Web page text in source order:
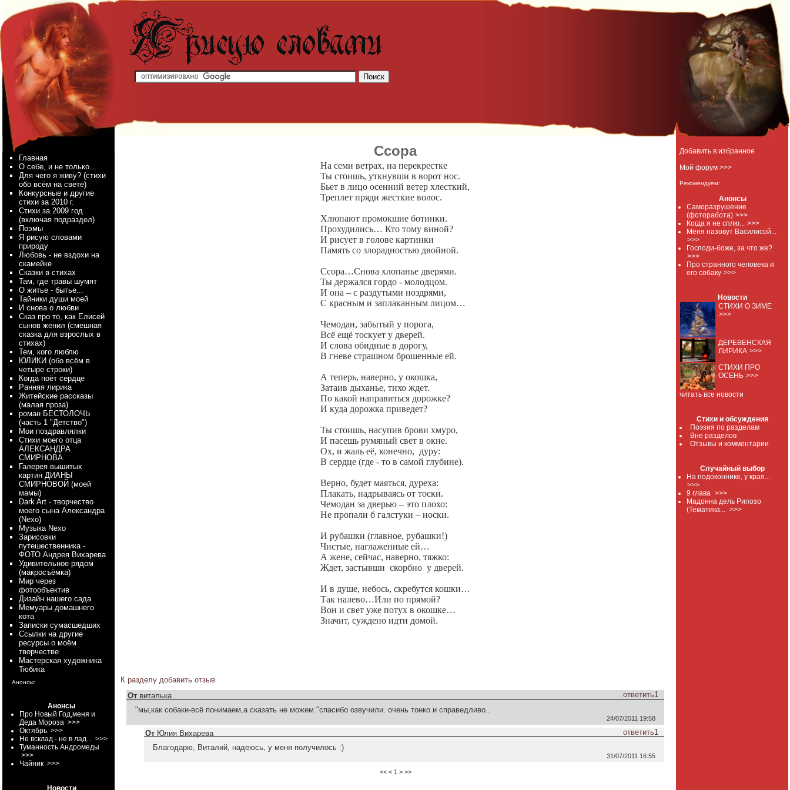
Добавить в избранное
Мой форум >>>
Рекомендуем:
Анонсы
Саморазрушение
(фоторабота) >>>
Когда я не сплю... >>>
Меня назовут Василисой...
>>>
Господи-боже, за что же?
>>>
Про странного человека и
его собаку >>>
Новости
СТИХИ О ЗИМЕ
>>>
ДЕРЕВЕНСКАЯ
ЛИРИКА >>>
СТИХИ ПРО
ОСЕНЬ >>>
читать все новости
Стихи и обсуждения
Поэзия по разделам
Вне разделов
Отзывы и комментарии
Случайный выбор
На подоконнике, у края...
>>>
9 глава >>>
Мадонна дель Рипозо
(Тематика... >>>
Главная
О себе, и не только...
Для чего я живу? (стихи
обо всём на свете)
Конкурсные и другие
стихи за 2010 г.
Стихи за 2009 год
(включая подраздел)
Поэмы
Я рисую словами
природу
Любовь - не вздохи на
скамейке
Сказки в стихах
Там, где травы шумят
О житье - бытье...
Тайники души моей
И снова о любви
Сказ про то, как Елисей
сынов женил (смешная
сказка для взрослых в
стихах)
Тем, кого люблю
ЮЛИКИ (обо всём в
четыре строки)
Когда поёт сердце
Ранняя лирика
Житейские рассказы
(малая проза)
роман БЕСТОЛОЧЬ
(часть 1 "Детство")
Мои поздравлялки
Стихи моего отца
АЛЕКСАНДРА
СМИРНОВА
Галерея вышитых
картин ДИАНЫ
СМИРНОВОЙ (моей
мамы)
Dark Art - творчество
моего сына Александра
(Nexo)
Myзыка Nexo
Зарисовки
путешественника -
ФОТО Андрея Вихарева
Удивительное рядом
(макросъёмка)
Мир через
фотообъектив
Дизайн нашего сада
Мемуары домашнего
кота
Записки сумасшедших
Ссылки на другие
ресурсы о моём
творчестве
Мастерская художника
Тюбика
Анонсы:
Анонсы
Про Новый Год,меня и
Деда Мороза >>>
Октябрь >>>
Не всклад - не в лад... >>>
Туманность Андромеды
>>>
Чайник >>>
Новости
Ссора
На семи ветрах, на перекрестке
Ты стоишь, уткнувши в ворот нос.
Бьет в лицо осенний ветер хлесткий,
Треплет пряди жесткие волос.
Хлюпают промокшие ботинки.
Прохудились… Кто тому виной?
И рисует в голове картинки
Память со злорадностью двойной.
Ссора…Снова хлопанье дверями.
Ты держался гордо - молодцом.
И она – с раздутыми ноздрями,
С красным и заплаканным лицом…
Чемодан, забытый у порога,
Всё ещё тоскует у дверей.
И слова обидные в дорогу,
В гневе страшном брошенные ей.
А теперь, наверно, у окошка,
Затаив дыханье, тихо ждет.
По какой направиться дорожке?
И куда дорожка приведет?
Ты стоишь, насупив брови хмуро,
И пасешь румяный свет в окне.
Ох, и жаль её, конечно, дуру:
В сердце (где - то в самой глубине).
Верно, будет маяться, дуреха:
Плакать, надрываясь от тоски.
Чемодан за дверью – это плохо:
Не пропали б галстуки – носки.
И рубашки (главное, рубашки!)
Чистые, наглаженные ей…
А жене, сейчас, наверно, тяжко:
Ждет, застывши скорбно у дверей.
И в душе, небось, скребутся кошки…
Так налево…Или по прямой?
Вон и свет уже потух в окошке…
Значит, суждено идти домой.
К разделу добавить отзыв
От виталька ответить1
"мы,как собаки-всё понимаем,а сказать не можем."спасибо озвучили. очень тонко и справедливо..
24/07/2011 19:58
От Юлия Вихарева ответить1
Благодарю, Виталий, надеюсь, у меня получилось :)
31/07/2011 16:55
<< < 1 > >>